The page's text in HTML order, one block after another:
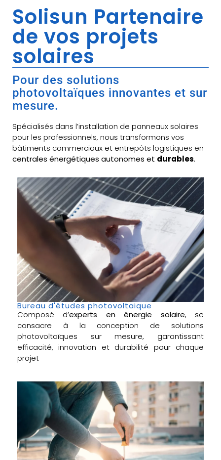
Solisun Partenaire
de vos projets
solaires
Pour des solutions
photovoltaïques innovantes et sur
mesure.
Spécialisés dans l’installation de panneaux solaires
pour les professionnels, nous transformons vos
bâtiments commerciaux et entrepôts logistiques en
centrales énergétiques autonomes et durables.
Bureau d'études photovoltaique
Composé d’experts en énergie solaire, se
consacre à la conception de solutions
photovoltaïques sur mesure, garantissant
efficacité, innovation et durabilité pour chaque
projet